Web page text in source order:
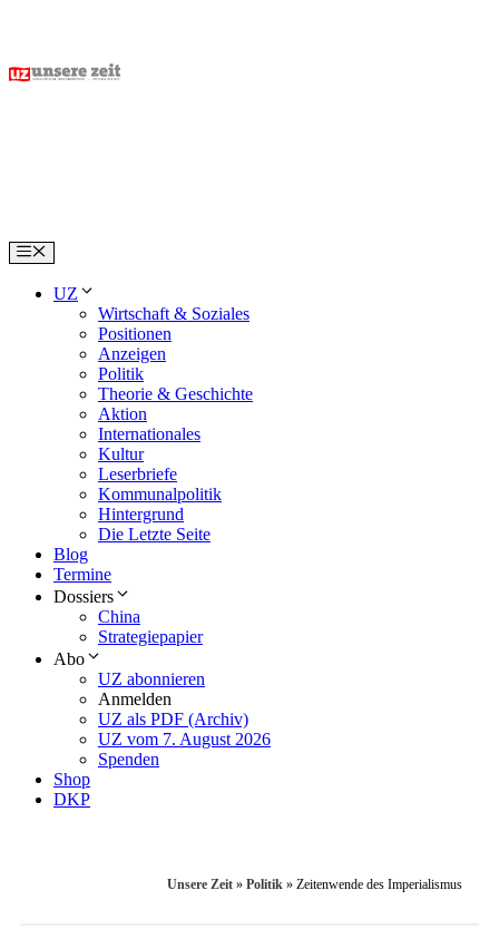
content
Menu
UZ
Wirtschaft & Soziales
Positionen
Anzeigen
Politik
Theorie & Geschichte
Aktion
Internationales
Kultur
Leserbriefe
Kommunalpolitik
Hintergrund
Die Letzte Seite
Blog
Termine
Dossiers
China
Strategiepapier
Abo
UZ abonnieren
Anmelden
UZ als PDF (Archiv)
UZ vom 7. August 2026
Spenden
Shop
DKP
Unsere Zeit » Politik » Zeitenwende des Imperialismus